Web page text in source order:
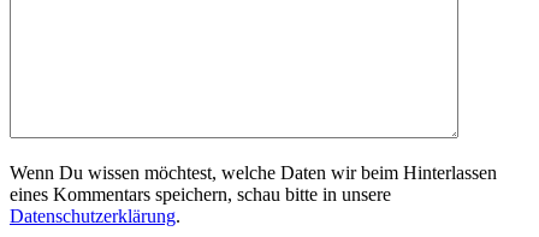
Wenn Du wissen möchtest, welche Daten wir beim Hinterlassen
eines Kommentars speichern, schau bitte in unsere
Datenschutzerklärung.